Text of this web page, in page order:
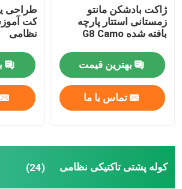
ژاکت بادشکن مانتو
زمستانی استتار پارچه
بافته شده G8 Camo
بهترین قیمت
تماس با ما
طراحی
کت
نظامی
کوله پشتی تاکتیکی نظامی (24)